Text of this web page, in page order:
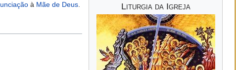
Liturgia da Igreja
à Mãe de Deus.